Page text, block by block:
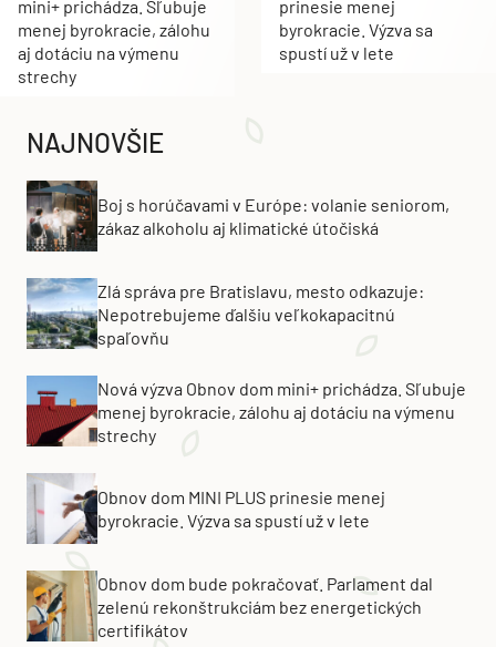
mini+ prichádza. Sľubuje
menej byrokracie, zálohu
aj dotáciu na výmenu
strechy
prinesie menej
byrokracie. Výzva sa
spustí už v lete
NAJNOVŠIE
Boj s horúčavami v Európe: volanie seniorom,
zákaz alkoholu aj klimatické útočiská
Zlá správa pre Bratislavu, mesto odkazuje:
Nepotrebujeme ďalšiu veľkokapacitnú
spaľovňu
Nová výzva Obnov dom mini+ prichádza. Sľubuje
menej byrokracie, zálohu aj dotáciu na výmenu
strechy
Obnov dom MINI PLUS prinesie menej
byrokracie. Výzva sa spustí už v lete
Obnov dom bude pokračovať. Parlament dal
zelenú rekonštrukciám bez energetických
certifikátov